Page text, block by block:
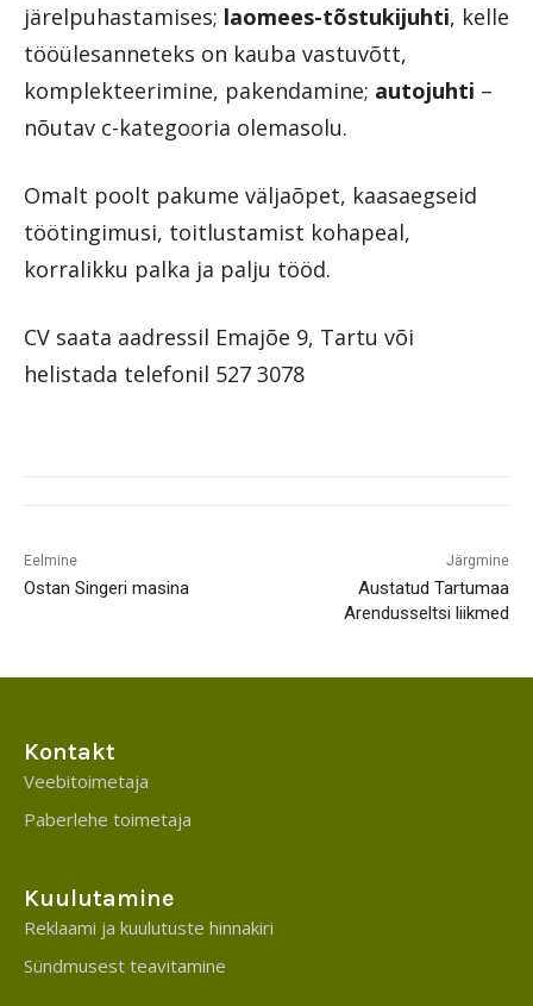
järelpuhastamises; laomees-tõstukijuhti, kelle
tööülesanneteks on kauba vastuvõtt,
komplekteerimine, pakendamine; autojuhti –
nõutav c-kategooria olemasolu.
Omalt poolt pakume väljaõpet, kaasaegseid
töötingimusi, toitlustamist kohapeal,
korralikku palka ja palju tööd.
CV saata aadressil Emajõe 9, Tartu või
helistada telefonil 527 3078
Eelmine
Ostan Singeri masina
Järgmine
Austatud Tartumaa
Arendusseltsi liikmed
Kontakt
Veebitoimetaja
Paberlehe toimetaja
Kuulutamine
Reklaami ja kuulutuste hinnakiri
Sündmusest teavitamine